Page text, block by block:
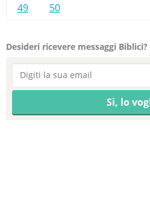
49
50
Desideri ricevere messaggi Biblici?